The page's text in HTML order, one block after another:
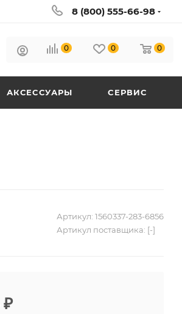
8 (800) 555-66-98
0 0 0
АКСЕССУАРЫ СЕРВИС
Артикул: 1560337-283-6856
Артикул поставщика: [-]
₽